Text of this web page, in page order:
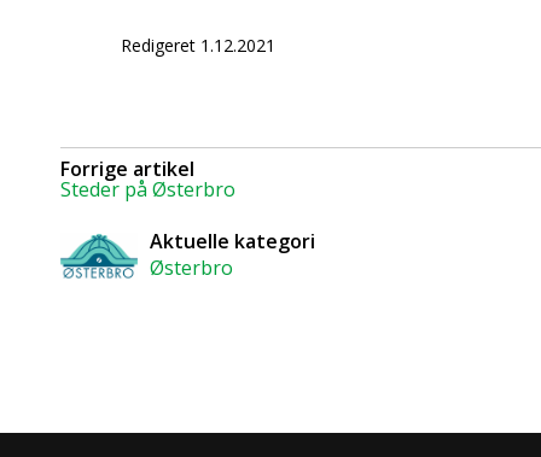
Redigeret 1.12.2021
Forrige artikel
Steder på Østerbro
Aktuelle kategori
Østerbro